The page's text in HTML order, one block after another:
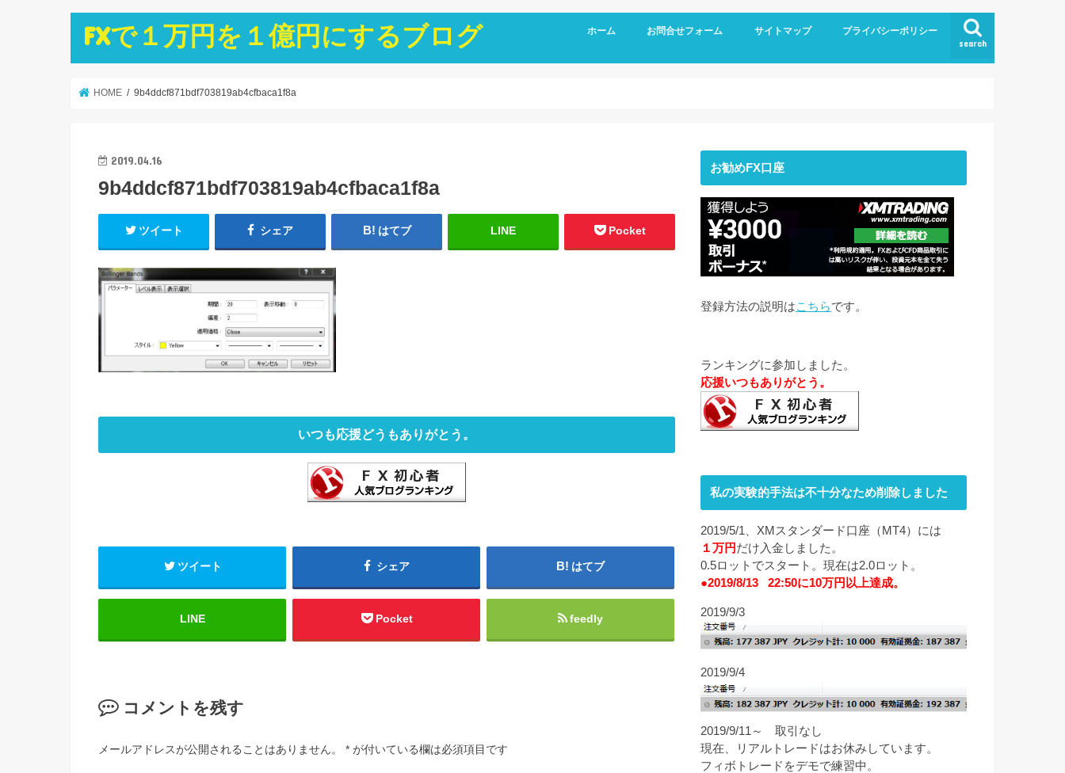
FXで１万円を１億円にするブログ search
ホーム お問合せフォーム サイトマップ プライバシーポリシー
HOME 9b4ddcf871bdf703819ab4cfbaca1f8a
2019.04.16
9b4ddcf871bdf703819ab4cfbaca1f8a
ツイート シェア はてブ LINE Pocket
いつも応援どうもありがとう。
ツイート シェア はてブ
LINE Pocket feedly
コメントを残す
メールアドレスが公開されることはありません。 * が付いている欄は必須項目です
お勧めFX口座
登録方法の説明はこちらです。
ランキングに参加しました。
応援いつもありがとう。
私の実験的手法は不十分なため削除しました
2019/5/1、XMスタンダード口座（MT4）には
１万円だけ入金しました。
0.5ロットでスタート。現在は2.0ロット。
●2019/8/13 22:50に10万円以上達成。
2019/9/3
2019/9/4
2019/9/11～ 取引なし
現在、リアルトレードはお休みしています。
フィボトレードをデモで練習中。